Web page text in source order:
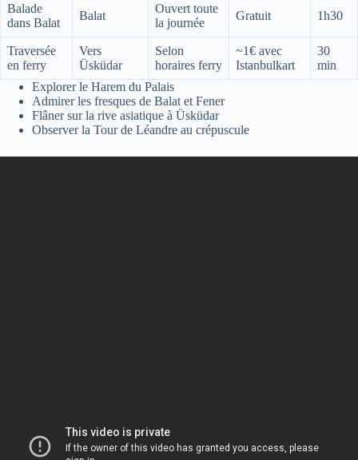
Balade
dans Balat
Balat
Ouvert toute
la journée
Gratuit 1h30
Traversée
en ferry
Vers
Üsküdar
Selon
horaires ferry
~1€ avec
Istanbulkart
30
min
Explorer le Harem du Palais
Admirer les fresques de Balat et Fener
Flâner sur la rive asiatique à Üsküdar
Observer la Tour de Léandre au crépuscule